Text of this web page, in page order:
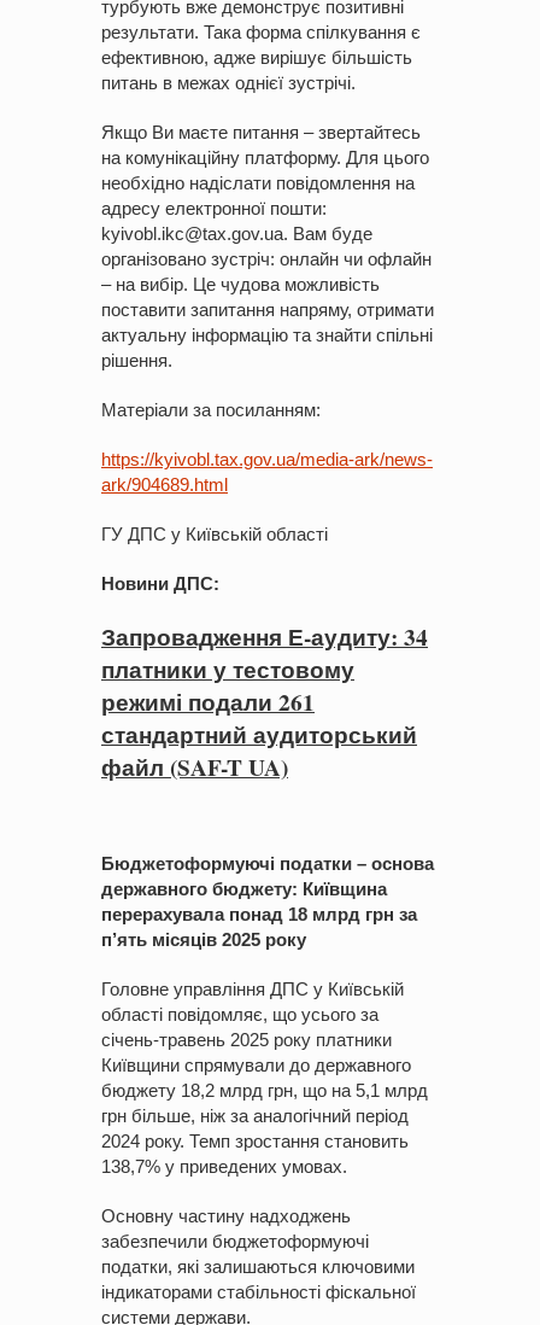
турбують вже демонструє позитивні
результати. Така форма спілкування є
ефективною, адже вирішує більшість
питань в межах однієї зустрічі.
Якщо Ви маєте питання – звертайтесь
на комунікаційну платформу. Для цього
необхідно надіслати повідомлення на
адресу електронної пошти:
kyivobl.ikc@tax.gov.ua. Вам буде
організовано зустріч: онлайн чи офлайн
– на вибір. Це чудова можливість
поставити запитання напряму, отримати
актуальну інформацію та знайти спільні
рішення.
Матеріали за посиланням:
https://kyivobl.tax.gov.ua/media-ark/news-
ark/904689.html
ГУ ДПС у Київській області
Новини ДПС:
Запровадження Е-аудиту: 34
платники у тестовому
режимі подали 261
стандартний аудиторський
файл (SAF-T UA)
Бюджетоформуючі податки – основа
державного бюджету: Київщина
перерахувала понад 18 млрд грн за
п’ять місяців 2025 року
Головне управління ДПС у Київській
області повідомляє, що усього за
січень-травень 2025 року платники
Київщини спрямували до державного
бюджету 18,2 млрд грн, що на 5,1 млрд
грн більше, ніж за аналогічний період
2024 року. Темп зростання становить
138,7% у приведених умовах.
Основну частину надходжень
забезпечили бюджетоформуючі
податки, які залишаються ключовими
індикаторами стабільності фіскальної
системи держави.